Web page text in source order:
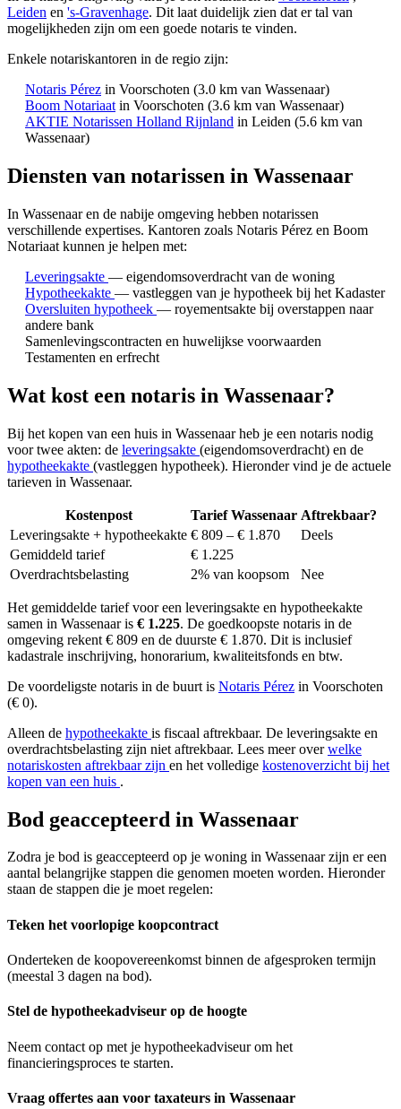
Leiden en 's-Gravenhage. Dit laat duidelijk zien dat er tal van
mogelijkheden zijn om een goede notaris te vinden.
Enkele notariskantoren in de regio zijn:
Notaris Pérez in Voorschoten (3.0 km van Wassenaar)
Boom Notariaat in Voorschoten (3.6 km van Wassenaar)
AKTIE Notarissen Holland Rijnland in Leiden (5.6 km van
Wassenaar)
Diensten van notarissen in Wassenaar
In Wassenaar en de nabije omgeving hebben notarissen
verschillende expertises. Kantoren zoals Notaris Pérez en Boom
Notariaat kunnen je helpen met:
Leveringsakte — eigendomsoverdracht van de woning
Hypotheekakte — vastleggen van je hypotheek bij het Kadaster
Oversluiten hypotheek — royementsakte bij overstappen naar
andere bank
Samenlevingscontracten en huwelijkse voorwaarden
Testamenten en erfrecht
Wat kost een notaris in Wassenaar?
Bij het kopen van een huis in Wassenaar heb je een notaris nodig
voor twee akten: de leveringsakte (eigendomsoverdracht) en de
hypotheekakte (vastleggen hypotheek). Hieronder vind je de actuele
tarieven in Wassenaar.
Kostenpost Tarief Wassenaar Aftrekbaar?
Leveringsakte + hypotheekakte € 809 – € 1.870
Deels
Gemiddeld tarief
€ 1.225
Overdrachtsbelasting
2% van koopsom Nee
Het gemiddelde tarief voor een leveringsakte en hypotheekakte
samen in Wassenaar is € 1.225. De goedkoopste notaris in de
omgeving rekent € 809 en de duurste € 1.870. Dit is inclusief
kadastrale inschrijving, honorarium, kwaliteitsfonds en btw.
De voordeligste notaris in de buurt is Notaris Pérez in Voorschoten
(€ 0).
Alleen de hypotheekakte is fiscaal aftrekbaar. De leveringsakte en
overdrachtsbelasting zijn niet aftrekbaar. Lees meer overwelke
notariskosten aftrekbaar zijn en het volledige kostenoverzicht bij het
kopen van een huis .
Bod geaccepteerd in Wassenaar
Zodra je bod is geaccepteerd op je woning in Wassenaar zijn er een
aantal belangrijke stappen die genomen moeten worden. Hieronder
staan de stappen die je moet regelen:
Teken het voorlopige koopcontract
Onderteken de koopovereenkomst binnen de afgesproken termijn
(meestal 3 dagen na bod).
Stel de hypotheekadviseur op de hoogte
Neem contact op met je hypotheekadviseur om het
financieringsproces te starten.
Vraag offertes aan voor taxateurs in Wassenaar